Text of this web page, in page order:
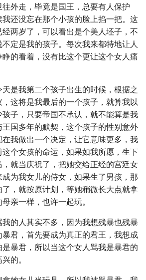
外走，毕竟是国王，总要有人保护
还没忘在那个小孩的脸上掐一把。这
两岁了，可以看出是个美人坯子，不
定是我的孩子。每次我来都特地让人
的看着，没有比这个更让这个女人痛
是我第二个孩子出生的时候，根据之
这将是我最后的一个孩子，就算我以
子，只要帝国不承认，就不能算是我
国多年的默契，这个孩子的性别意外
我做出一个决定，让它意味更多，我
个女孩的命运，如果如我所愿，生下
就当庆祝了，把她交给正经的宫廷女
为我女儿的侍女，如果生了男孩，那
，就按原计划，等她稍微长大点就拿
亲一样，也许一起玩。
的人其实不多，因为我想残暴也残暴
君，首先要成为真正的君王，我想成
暴君，所以当这个女人骂我是暴君的
的。